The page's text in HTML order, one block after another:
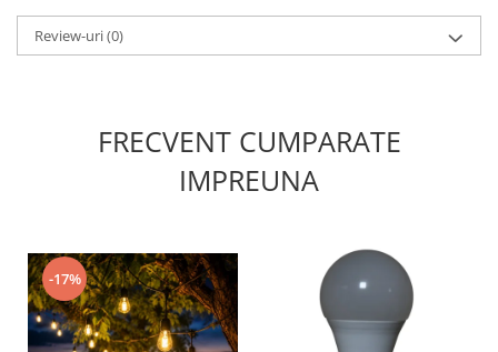
Adezivi si benzi adezive
Pistoale de lipit si accesorii
taiat,accesorii pentru gaurit si
Trepied
Ventilator
Review-uri(0)
FRECVENT CUMPARATE
IMPREUNA
-17%